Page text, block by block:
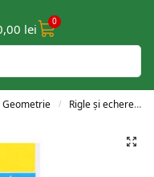
lei 0
Geometrie / Rigle și echere